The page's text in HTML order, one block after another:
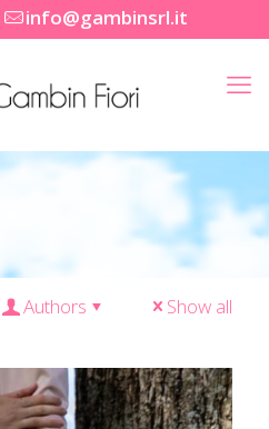
info@gambinsrl.it
Authors Show all